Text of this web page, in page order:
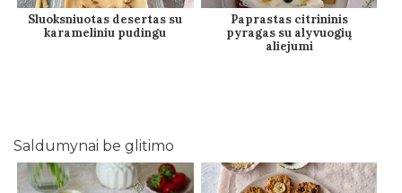
Sluoksniuotas desertas su
karameliniu pudingu
Paprastas citrininis
pyragas su alyvuogių
aliejumi
Saldumynai be glitimo